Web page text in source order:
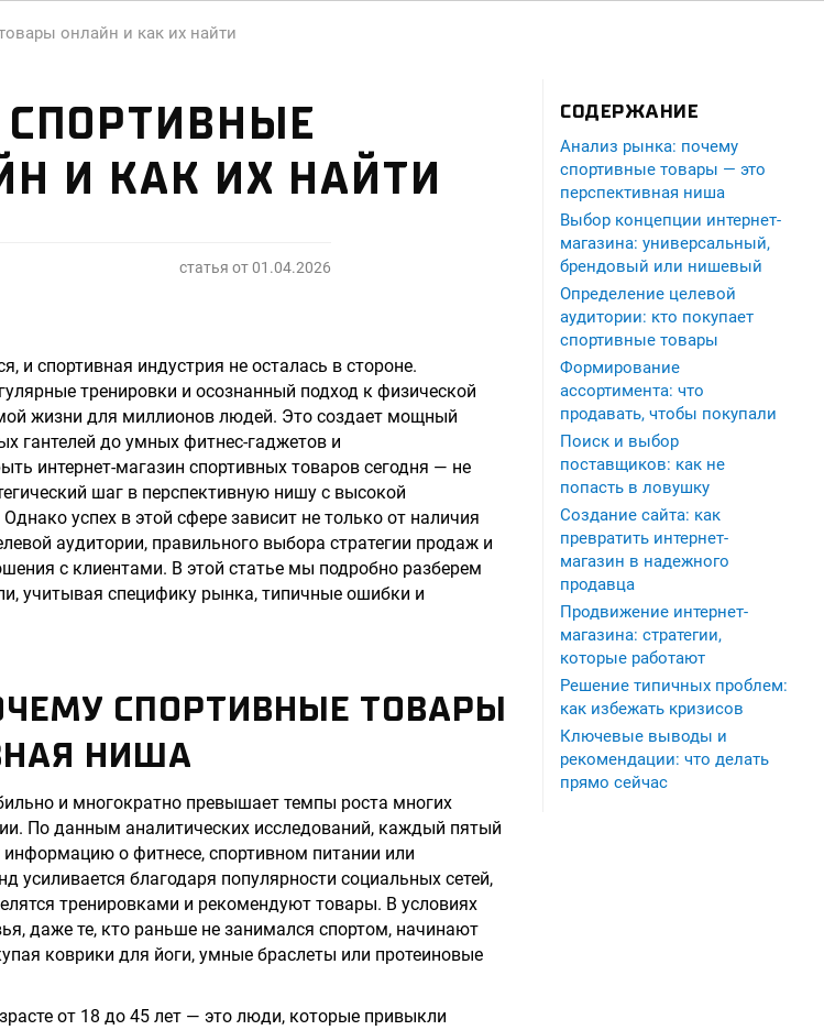
онлайн и как их найти
СПОРТИВНЫЕ
И КАК ИХ НАЙТИ
статья от01.04.2026
и спортивная индустрия не осталась в стороне.
тренировки и осознанный подход к физической
жизни для миллионов людей. Это создает мощный
гантелей до умных фитнес-гаджетов и
интернет-магазин спортивных товаров сегодня — не
шаг в перспективную нишу с высокой
успех в этой сфере зависит не только от наличия
аудитории, правильного выбора стратегии продаж и
с клиентами. В этой статье мы подробно разберем
учитывая специфику рынка, типичные ошибки и
СПОРТИВНЫЕ ТОВАРЫ
НИША
и многократно превышает темпы роста многих
По данным аналитических исследований, каждый пятый
информацию о фитнесе, спортивном питании или
усиливается благодаря популярности социальных сетей,
тренировками и рекомендуют товары. В условиях
даже те, кто раньше не занимался спортом, начинают
коврики для йоги, умные браслеты или протеиновые
от 18 до 45 лет — это люди, которые привыкли
СОДЕРЖАНИЕ
Анализ рынка: почему
спортивные товары — это
перспективная ниша
Выбор концепции интернет-
магазина: универсальный,
брендовый или нишевый
Определение целевой
аудитории: кто покупает
спортивные товары
Формирование
ассортимента: что
продавать, чтобы покупали
Поиск и выбор
поставщиков: как не
попасть в ловушку
Создание сайта: как
превратить интернет-
магазин в надежного
продавца
Продвижение интернет-
магазина: стратегии,
которые работают
Решение типичных проблем:
как избежать кризисов
Ключевые выводы и
рекомендации: что делать
прямо сейчас